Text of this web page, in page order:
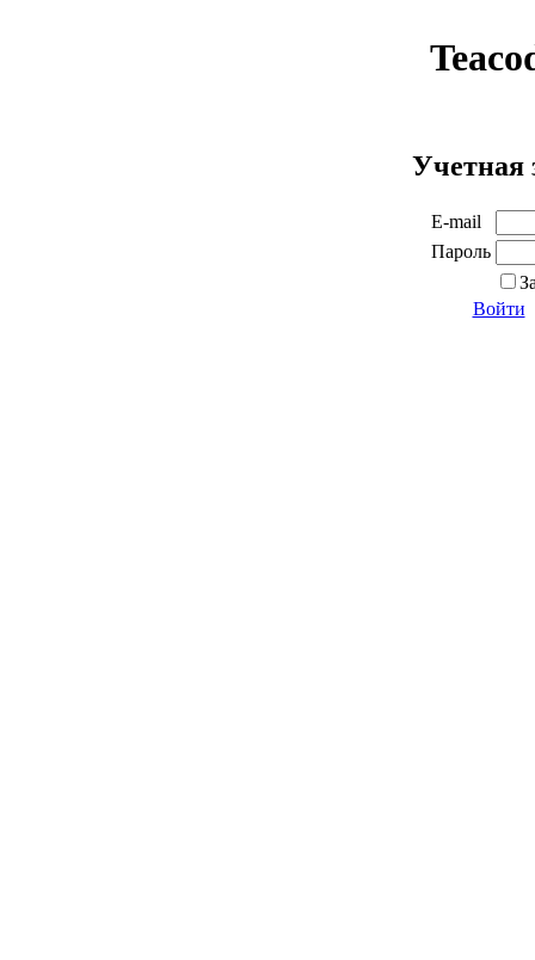
Учетная
E-mail
Пароль
Войти